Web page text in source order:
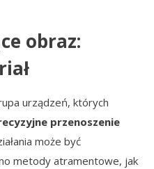
obraz:
urządzeń, których
przenoszenie
może być
metody atramentowe, jak